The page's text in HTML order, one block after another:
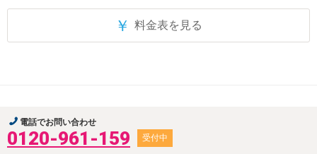
￥ 料金表を見る
電話でお問い合わせ
0120-961-159 受付中